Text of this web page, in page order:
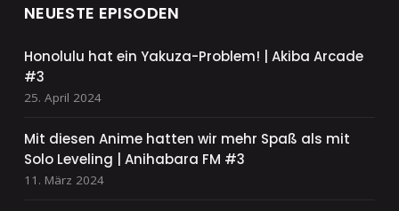
NEUESTE EPISODEN
Honolulu hat ein Yakuza-Problem! | Akiba Arcade
#3
25. April 2024
Mit diesen Anime hatten wir mehr Spaß als mit
Solo Leveling | Anihabara FM #3
11. März 2024